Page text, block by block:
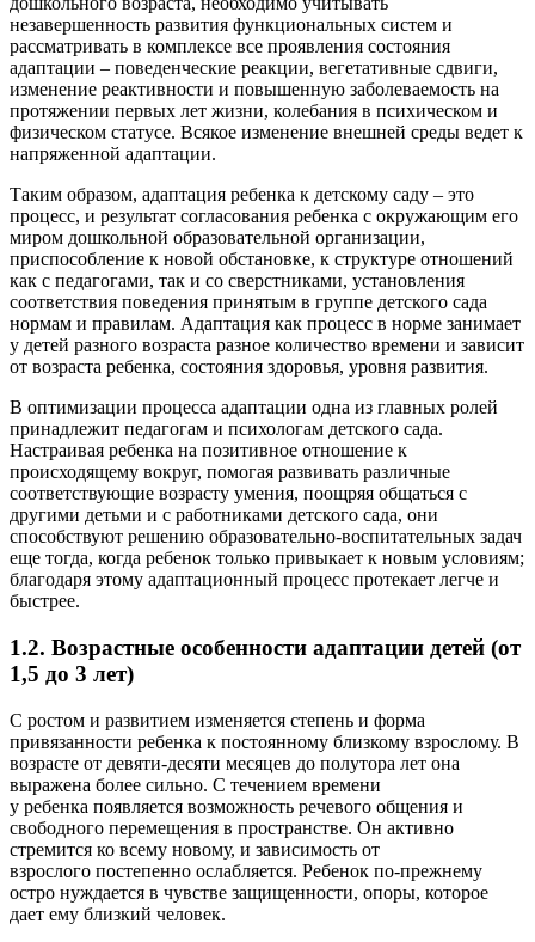
незавершенность развития функциональных систем и
рассматривать в комплексе все проявления состояния
адаптации – поведенческие реакции, вегетативные сдвиги,
изменение реактивности и повышенную заболеваемость на
протяжении первых лет жизни, колебания в психическом и
физическом статусе. Всякое изменение внешней среды ведет к
напряженной адаптации.
Таким образом, адаптация ребенка к детскому саду – это
процесс, и результат согласования ребенка с окружающим его
миром дошкольной образовательной организации,
приспособление к новой обстановке, к структуре отношений
как с педагогами, так и со сверстниками, установления
соответствия поведения принятым в группе детского сада
нормам и правилам. Адаптация как процесс в норме занимает
у детей разного возраста разное количество времени и зависит
от возраста ребенка, состояния здоровья, уровня развития.
В оптимизации процесса адаптации одна из главных ролей
принадлежит педагогам и психологам детского сада.
Настраивая ребенка на позитивное отношение к
происходящему вокруг, помогая развивать различные
соответствующие возрасту умения, поощряя общаться с
другими детьми и с работниками детского сада, они
способствуют решению образовательно-воспитательных задач
еще тогда, когда ребенок только привыкает к новым условиям;
благодаря этому адаптационный процесс протекает легче и
быстрее.
1.2. Возрастные особенности адаптации детей (от
1,5 до 3 лет)
С ростом и развитием изменяется степень и форма
привязанности ребенка к постоянному близкому взрослому. В
возрасте от девяти-десяти месяцев до полутора лет она
выражена более сильно. С течением времени
у ребенка появляется возможность речевого общения и
свободного перемещения в пространстве. Он активно
стремится ко всему новому, и зависимость от
взрослого постепенно ослабляется. Ребенок по-прежнему
остро нуждается в чувстве защищенности, опоры, которое
дает ему близкий человек.